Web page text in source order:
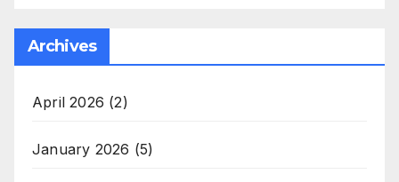
Archives
April 2026 (2)
January 2026 (5)